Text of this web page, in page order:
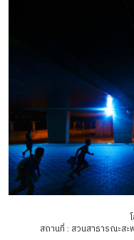
สถานที่ : สวนสาธารณะส